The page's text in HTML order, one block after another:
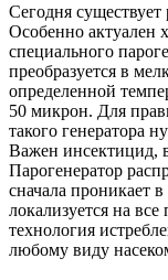
Сегодня
Особенно актуален
специального
преобразуется в
определенной
50 микрон. Для
такого генератора
Важен инсектицид,
Парогенератор
сначала проникает
локализуется на
технология
любому виду